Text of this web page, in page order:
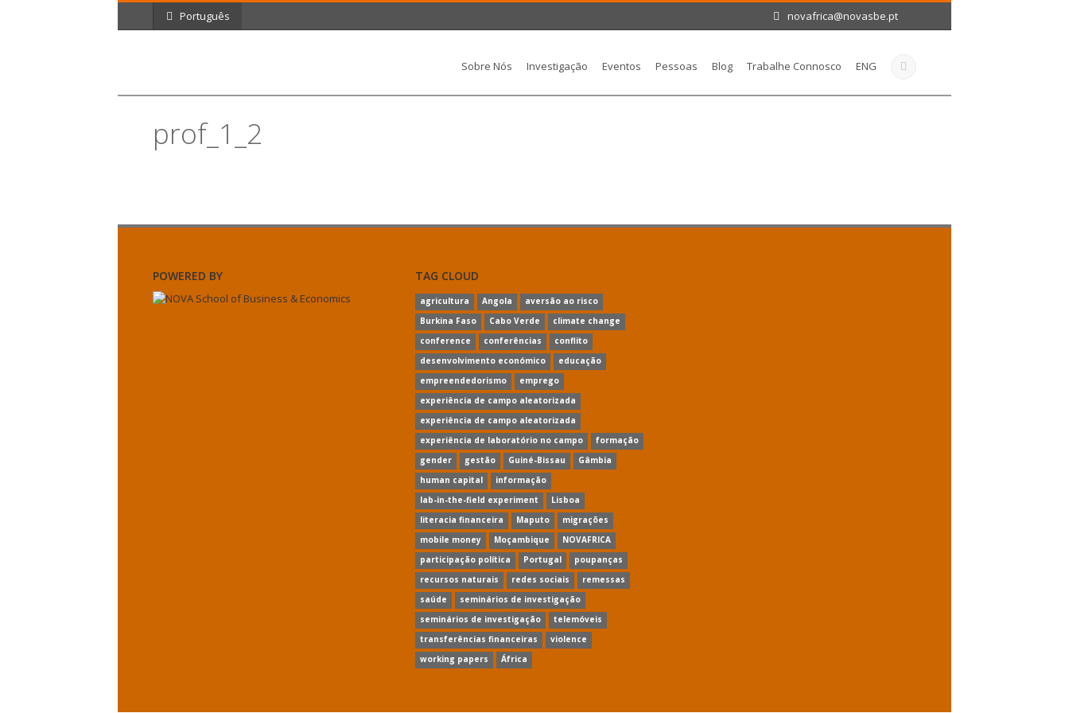
Português novafrica@novasbe.pt
Sobre Nós Investigação Eventos Pessoas Blog Trabalhe Connosco ENG
prof_1_2
POWERED BY TAG CLOUD
agricultura Angola
aversão ao risco
Burkina Faso
Cabo Verde
climate change
conference
conferências
conflito
desenvolvimento económico
educação
empreendedorismo
emprego
experiência de campo aleatorizada
experiência de campo aleatorizada
experiência de laboratório no campo
formação
gender
gestão Guiné-Bissau
Gâmbia
human capital
informação
lab-in-the-field experiment
Lisboa
literacia financeira
Maputo
migrações
mobile money
Moçambique
NOVAFRICA
participação política
Portugal
poupanças
recursos naturais
redes sociais
remessas
saúde
seminários de investigação
seminários de investigação
telemóveis
transferências financeiras
violence
working papers
África